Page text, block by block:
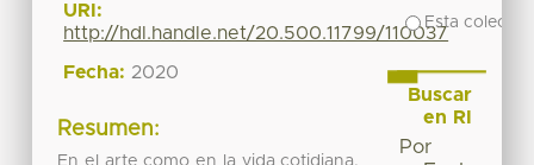
URI:
http://hdl.handle.net/20.500.11799/110037
Fecha: 2020
Resumen:
En el arte como en la vida cotidiana,
Esta
Buscar
en RI
Por